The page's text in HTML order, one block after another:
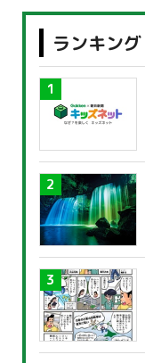
ランキング